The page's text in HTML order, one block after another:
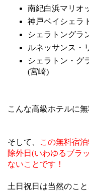
南紀白浜マリオ
神戸ベイシェラ
シェラトングラ
ルネッサンス・
シェラトン・グ
(宮崎)
こんな高級ホテルに
そして、
この無料宿
除外日(いわゆるブラ
ないことです！
土日祝日は当然のこと